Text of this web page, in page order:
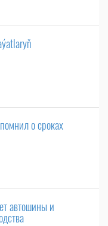
о сроках
автошины и